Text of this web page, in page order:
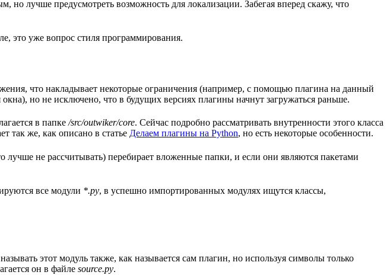
но лучше предусмотреть возможность для локализации. Забегая вперед скажу, что
это уже вопрос стиля программирования.
что накладывает некоторые ограничения (например, с помощью плагина на данный
но не исключено, что в будущих версиях плагины начнут загружаться раньше.
в папке /src/outwiker/core. Сейчас подробно рассматривать внутренности этого класса
так же, как описано в статье Делаем плагины на Python, но есть некоторые особенности.
лучше не рассчитывать) перебирает вложенные папки, и если они являются пакетами
все модули *.py, в успешно импортированных модулях ищутся классы,
этот модуль также, как называется сам плагин, но используя символы только
он в файле source.py.